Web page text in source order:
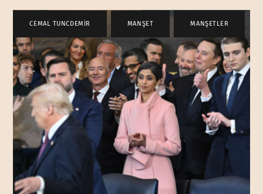
CEMAL TUNCDEMİR MANŞET MANŞETLER